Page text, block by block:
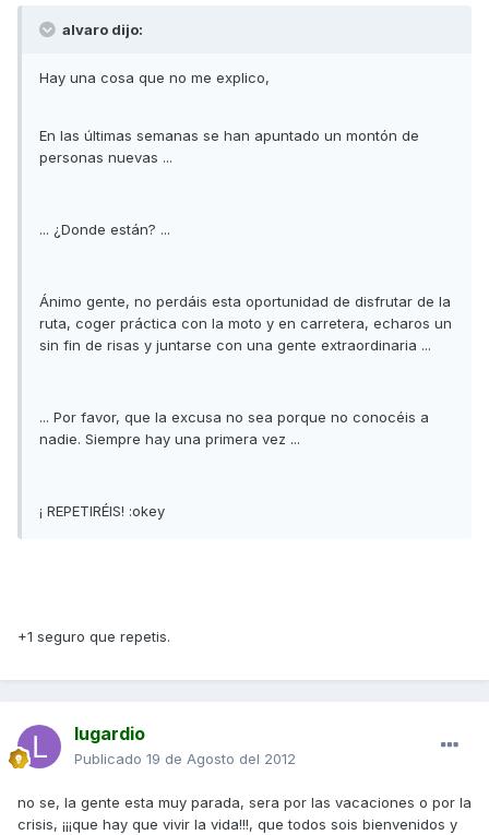
alvaro dijo:
Hay una cosa que no me explico,
En las últimas semanas se han apuntado un montón de
personas nuevas ...
... ¿Donde están? ...
Ánimo gente, no perdáis esta oportunidad de disfrutar de la
ruta, coger práctica con la moto y en carretera, echaros un
sin fin de risas y juntarse con una gente extraordinaria ...
... Por favor, que la excusa no sea porque no conocéis a
nadie. Siempre hay una primera vez ...
¡ REPETIRÉIS! :okey
+1 seguro que repetis.
lugardio
Publicado 19 de Agosto del 2012
no se, la gente esta muy parada, sera por las vacaciones o por la
crisis, ¡¡¡que hay que vivir la vida!!!, que todos sois bienvenidos y